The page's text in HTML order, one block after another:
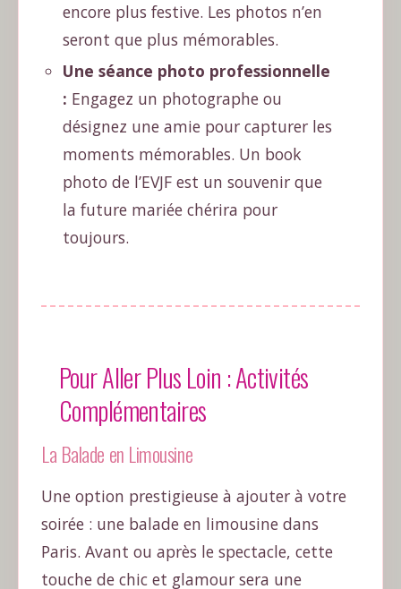
encore plus festive. Les photos n’en
seront que plus mémorables.
Une séance photo professionnelle
: Engagez un photographe ou
désignez une amie pour capturer les
moments mémorables. Un book
photo de l’EVJF est un souvenir que
la future mariée chérira pour
toujours.
Pour Aller Plus Loin : Activités
Complémentaires
La Balade en Limousine
Une option prestigieuse à ajouter à votre
soirée : une balade en limousine dans
Paris. Avant ou après le spectacle, cette
touche de chic et glamour sera une